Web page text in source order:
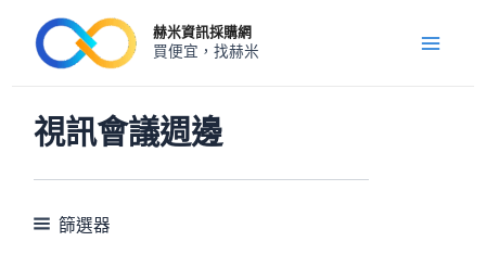
赫米資訊採購網
買便宜，找赫米
Menu
視訊會議週邊
篩選器